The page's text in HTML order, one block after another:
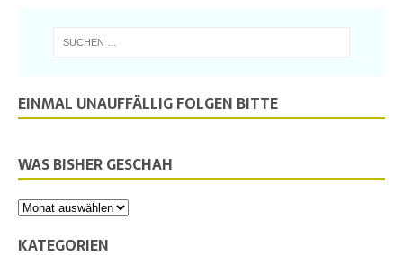
EINMAL UNAUFFÄLLIG FOLGEN BITTE
WAS BISHER GESCHAH
KATEGORIEN